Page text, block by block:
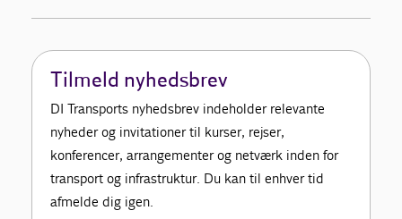
Tilmeld nyhedsbrev
DI Transports nyhedsbrev indeholder relevante
nyheder og invitationer til kurser, rejser,
konferencer, arrangementer og netværk inden for
transport og infrastruktur. Du kan til enhver tid
afmelde dig igen.